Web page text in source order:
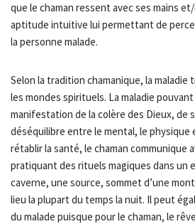
que le chaman ressent avec ses mains
aptitude intuitive lui permettant de
la personne malade.
Selon la tradition chamanique, la maladie
les mondes spirituels. La maladie pouvant
manifestation de la colère des Dieux, de
déséquilibre entre le mental, le physique
rétablir la santé, le chaman communique
pratiquant des rituels magiques dans un
caverne, une source, sommet d’une
lieu la plupart du temps la nuit. Il peut
du malade puisque pour le chaman, le